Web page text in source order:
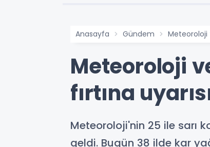
Anasayfa Gündem Meteoroloji
Meteoroloji
fırtına
Meteoroloji'nin 25 ile sarı
geldi. Bugün 38 ilde kar